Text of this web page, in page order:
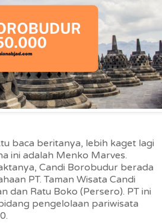
baca beritanya, lebih kaget lagi
ini adalah Menko Marves.
Candi Borobudur berada
PT. Taman Wisata Candi
dan Ratu Boko (Persero). PT ini
pengelolaan pariwisata